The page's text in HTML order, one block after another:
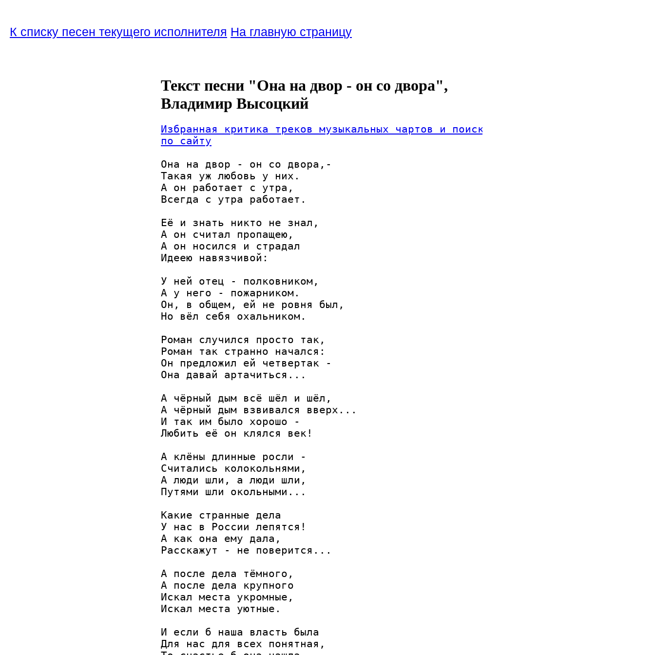
К списку песен текущего исполнителя На главную страницу
Текст песни "Она на двор - он со двора",
Владимир Высоцкий
Избранная критика треков музыкальных чартов и поиск
по сайту
Она на двор - он со двора,-
Такая уж любовь у них.
А он работает с утра,
Всегда с утра работает.
Её и знать никто не знал,
А он считал пропащею,
А он носился и страдал
Идеею навязчивой:
У ней отец - полковником,
А у него - пожарником.
Он, в общем, ей не ровня был,
Но вёл себя охальником.
Роман случился просто так,
Роман так странно начался:
Он предложил ей четвертак -
Она давай артачиться...
А чёрный дым всё шёл и шёл,
А чёрный дым взвивался вверх...
И так им было хорошо -
Любить её он клялся век!
А клёны длинные росли -
Считались колокольнями,
А люди шли, а люди шли,
Путями шли окольными...
Какие странные дела
У нас в России лепятся!
А как она ему дала,
Расскажут - не поверится...
А после дела тёмного,
А после дела крупного
Искал места укромные,
Искал места уютные.
И если б наша власть была
Для нас для всех понятная,